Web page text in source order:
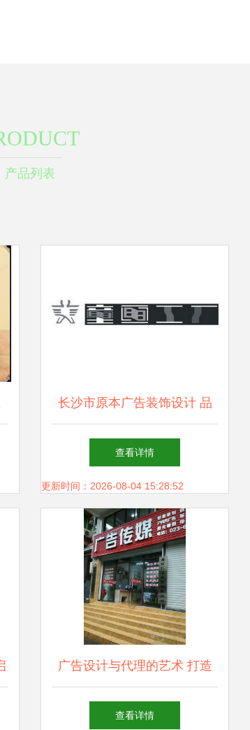
产品列表
长沙市原本广告装饰设计 品
牌标识与商标信息查询详解
查看详情
更新时间：2026-08-04 15:28:52
广告设计与代理的艺术 打造
品牌视觉的核心力量
查看详情